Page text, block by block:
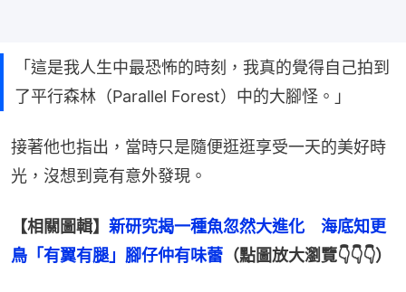
「這是我人生中最恐怖的時刻，我真的覺得自己拍到
了平行森林（Parallel Forest）中的大腳怪。」
接著他也指出，當時只是隨便逛逛享受一天的美好時
光，沒想到竟有意外發現。
【相關圖輯】 新研究揭一種魚忽然大進化　海底知更
鳥「有翼有腿」腳仔仲有味蕾 （點圖放大瀏覽👇👇👇）